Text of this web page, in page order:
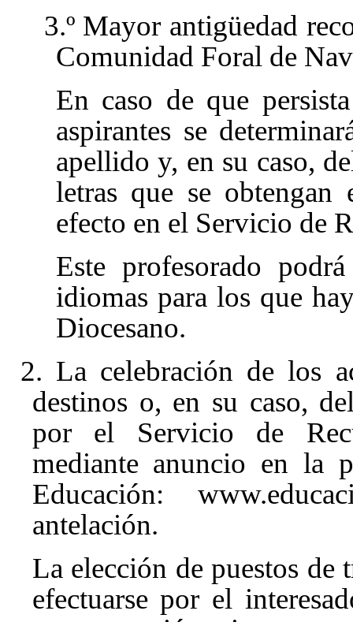
3.º Mayor antigüedad
Comunidad Foral de
En caso de que
aspirantes se
apellido y, en su caso,
letras que se
efecto en el Servicio de
Este profesorado
idiomas para los que
Diocesano.
2. La celebración de los
destinos o, en su caso,
por el Servicio de
mediante anuncio en la
Educación:
antelación.
La elección de puestos de
efectuarse por el